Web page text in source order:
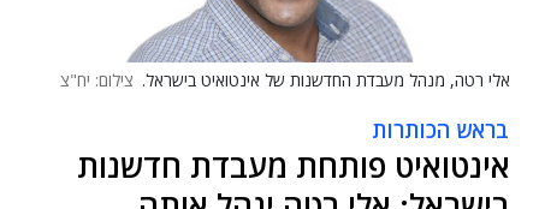
אלי רטה, מנהל מעבדת החדשנות של אינטואיט בישראל. צילום: יח"צ
בראש הכותרות
אינטואיט פותחת מעבדת חדשנות